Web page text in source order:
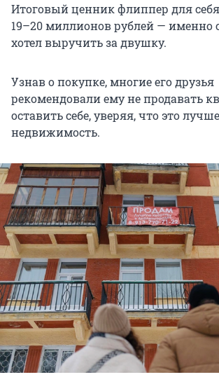
Итоговый ценник флиппер для
19–20 миллионов рублей — именно
хотел выручить за двушку.
Узнав о покупке, многие его друзья
рекомендовали ему не продавать
оставить себе, уверяя, что это
недвижимость.